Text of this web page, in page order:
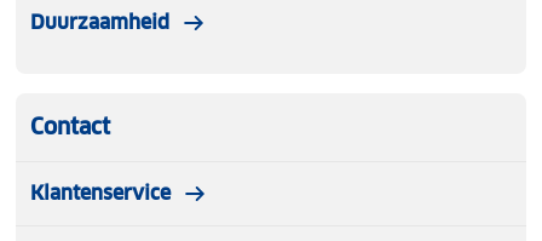
Duurzaamheid
Contact
Klantenservice